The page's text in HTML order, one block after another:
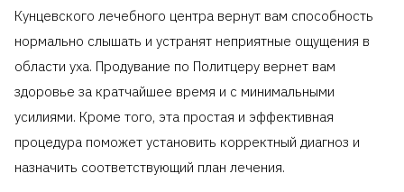
Кунцевского лечебного центра вернут вам способность
нормально слышать и устранят неприятные ощущения в
области уха. Продувание по Политцеру вернет вам
здоровье за кратчайшее время и с минимальными
усилиями. Кроме того, эта простая и эффективная
процедура поможет установить корректный диагноз и
назначить соответствующий план лечения.